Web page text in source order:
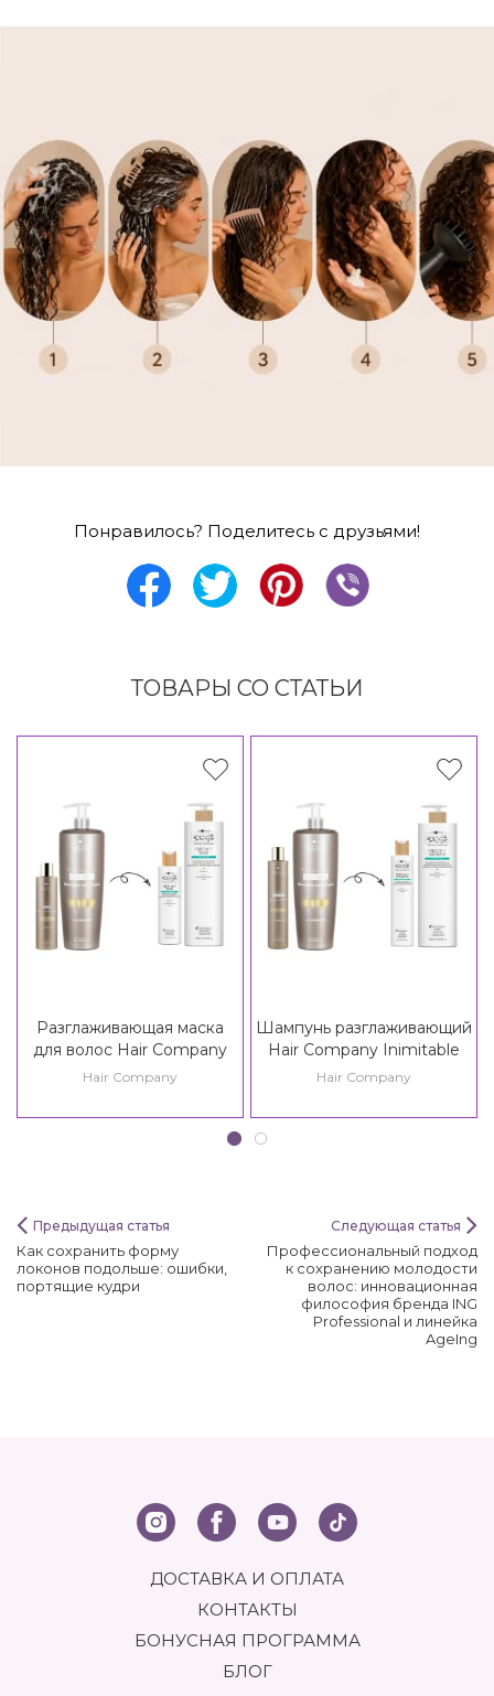
Понравилось? Поделитесь с друзьями!
ТОВАРЫ СО СТАТЬИ
Разглаживающая маска
для волос Hair Company
Inimitable Style Frizz
Inspiration Twist N'Curl Frizz
Hair Company
Шампунь разглаживающий
Hair Company Inimitable
Style Frizz Stopper
Inspiration Twist N'Curl Frizz
Hair Company
Предыдущая статья
Как сохранить форму
локонов подольше: ошибки,
портящие кудри
Следующая статья
Профессиональный подход
к сохранению молодости
волос: инновационная
философия бренда ING
Professional и линейка
AgeIng
ДОСТАВКА И ОПЛАТА
КОНТАКТЫ
БОНУСНАЯ ПРОГРАММА
БЛОГ